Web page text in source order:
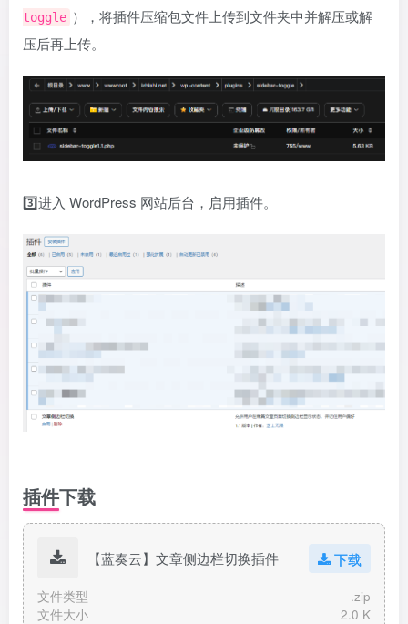
toggle ），将插件压缩包文件上传到文件夹中并解压或解
压后再上传。
3️⃣进入 WordPress 网站后台，启用插件。
插件下载
【蓝奏云】文章侧边栏切换插件 下载
文件类型
.zip
文件大小
2.0 K